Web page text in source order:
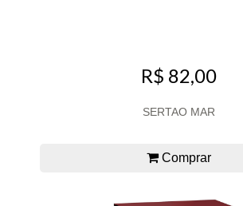
R$ 82,00
SERTAO MAR
Comprar